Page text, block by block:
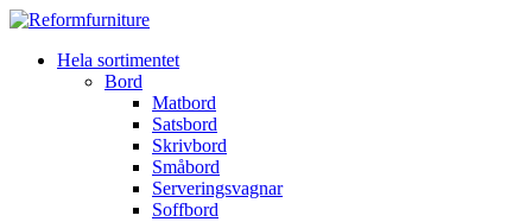
Hela sortimentet
Bord
Matbord
Satsbord
Skrivbord
Småbord
Serveringsvagnar
Soffbord